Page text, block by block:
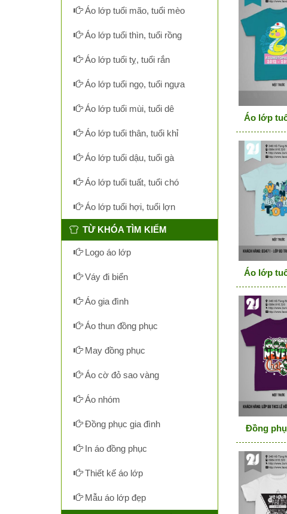
Áo lớp
Áo lớp
Đồng
Áo lớp tuổi mão, tuổi mèo
Áo lớp tuổi thìn, tuổi rồng
Áo lớp tuổi tỵ, tuổi rắn
Áo lớp tuổi ngọ, tuổi ngựa
Áo lớp tuổi mùi, tuổi dê
Áo lớp tuổi thân, tuổi khỉ
Áo lớp tuổi dậu, tuổi gà
Áo lớp tuổi tuất, tuổi chó
Áo lớp tuổi hợi, tuổi lợn
TỪ KHÓA TÌM KIẾM
Logo áo lớp
Váy đi biển
Áo gia đình
Áo thun đồng phục
May đồng phục
Áo cờ đỏ sao vàng
Áo nhóm
Đồng phục gia đình
In áo đồng phục
Thiết kế áo lớp
Mẫu áo lớp đẹp